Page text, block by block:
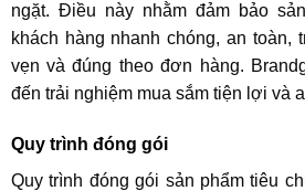
ngặt. Điều này nhằm đảm bảo
khách hàng nhanh chóng, an toàn,
vẹn và đúng theo đơn hàng.
đến trải nghiệm mua sắm tiện lợi và
Quy trình đóng gói
Quy trình đóng gói sản phẩm tiêu